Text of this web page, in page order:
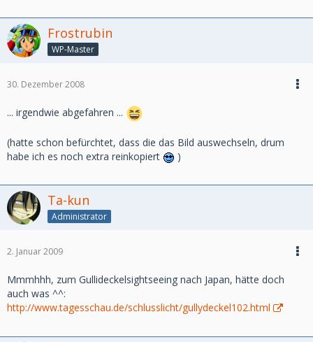
Frostrubin
WP-Master
30. Dezember 2008
... irgendwie abgefahren ...
(hatte schon befürchtet, dass die das Bild auswechseln, drum
habe ich es noch extra reinkopiert
)
Ta-kun
Administrator
2. Januar 2009
Mmmhhh, zum Gullideckelsightseeing nach Japan, hätte doch
auch was ^^:
http://www.tagesschau.de/schlusslicht/gullydeckel102.html